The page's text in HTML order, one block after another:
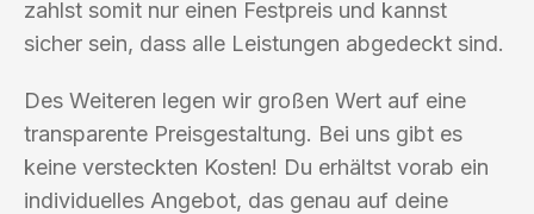
zahlst somit nur einen Festpreis und kannst
sicher sein, dass alle Leistungen abgedeckt sind.
Des Weiteren legen wir großen Wert auf eine
transparente Preisgestaltung. Bei uns gibt es
keine versteckten Kosten! Du erhältst vorab ein
individuelles Angebot, das genau auf deine